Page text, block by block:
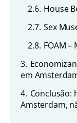
2.6. House
2.7. Sex
2.8. FOAM –
3.
em
4. Conclusão:
Amsterdam,